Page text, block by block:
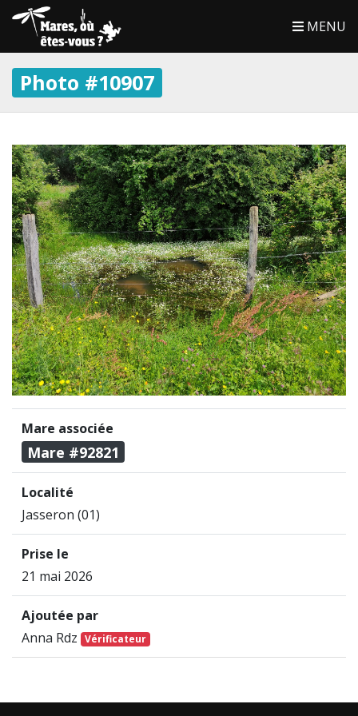
MENU
Photo #10907
Mare associée
Mare #92821
Localité
Jasseron (01)
Prise le
21 mai 2026
Ajoutée par
Anna Rdz Vérificateur